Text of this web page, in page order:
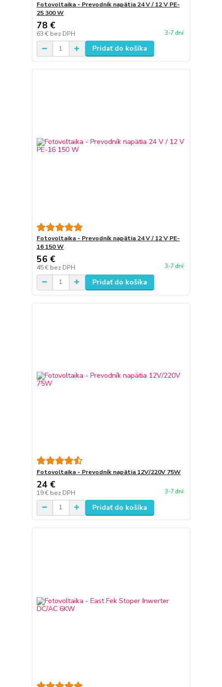
Fotovoltaika - Prevodník napätia 24 V / 12 V PE-
25 300 W
78 €
63 € bez DPH 3-7 dní
Pridať do košíka
Fotovoltaika - Prevodník napätia 24 V / 12 V PE-
16 150 W
56 €
45 € bez DPH 3-7 dní
Pridať do košíka
Fotovoltaika - Prevodník napätia 12V/220V 75W
24 €
19 € bez DPH 3-7 dní
Pridať do košíka